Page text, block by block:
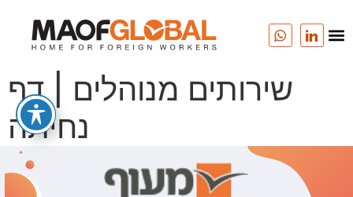
שירותים מנוהלים | דף
נחיתה